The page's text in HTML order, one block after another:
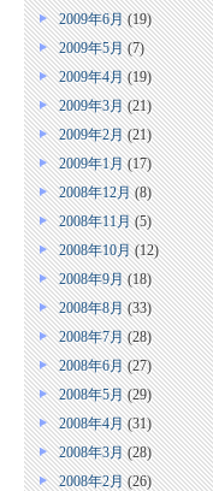
2009年6月(19)
2009年5月(7)
2009年4月(19)
2009年3月(21)
2009年2月(21)
2009年1月(17)
2008年12月(8)
2008年11月(5)
2008年10月(12)
2008年9月(18)
2008年8月(33)
2008年7月(28)
2008年6月(27)
2008年5月(29)
2008年4月(31)
2008年3月(28)
2008年2月(26)